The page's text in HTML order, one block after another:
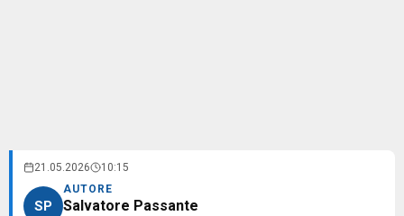
21.05.2026 10:15
SP
AUTORE
Salvatore Passante